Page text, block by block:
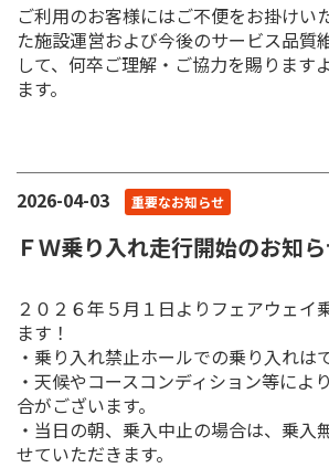
ご利用のお客様にはご不便をお掛けい
た施設運営および今後のサービス品質
して、何卒ご理解・ご協力を賜ります
ます。
2026-04-03 重要なお知らせ
ＦＷ乗り入れ走行開始のお知
２０２６年５月１日よりフェアウェイ
ます！
・乗り入れ禁止ホールでの乗り入れは
・天候やコースコンディション等によ
合がございます。
・当日の朝、乗入中止の場合は、乗入
せていただきます。